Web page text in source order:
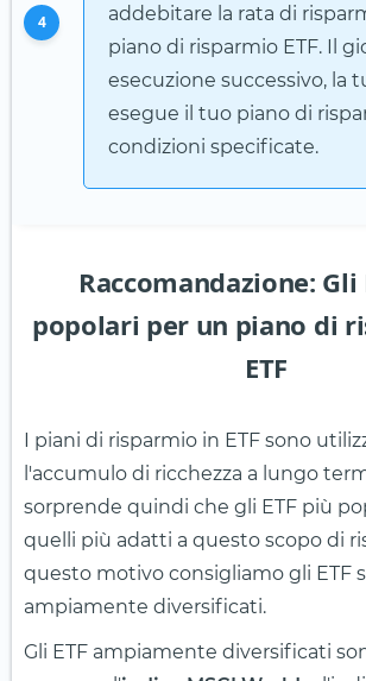
4
addebitare la rata di
piano di risparmio ETF. Il
esecuzione successivo, la
esegue il tuo piano di
condizioni specificate.
Raccomandazione: Gli
popolari per un piano di
ETF
I piani di risparmio in ETF sono
l'accumulo di ricchezza a lungo
sorprende quindi che gli ETF più
quelli più adatti a questo scopo di
questo motivo consigliamo gli ETF
ampiamente diversificati.
Gli ETF ampiamente diversificati